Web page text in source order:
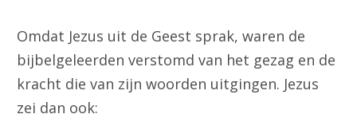
Omdat Jezus uit de Geest sprak, waren de
bijbelgeleerden verstomd van het gezag en de
kracht die van zijn woorden uitgingen. Jezus
zei dan ook: